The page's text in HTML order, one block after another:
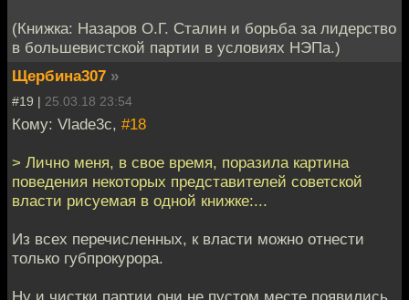
(Книжка: Назаров О.Г. Сталин и борьба за лидерство
в большевистской партии в условиях НЭПа.)
Щербина307 »
#19 | 25.03.18 23:54
Кому: Vlade3c, #18
> Лично меня, в свое время, поразила картина
поведения некоторых представителей советской
власти рисуемая в одной книжке:...
Из всех перечисленных, к власти можно отнести
только губпрокурора.
Ну и чистки партии они не пустом месте появились.